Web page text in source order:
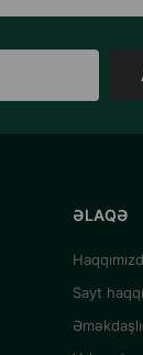
ƏLAQƏ
Sayt